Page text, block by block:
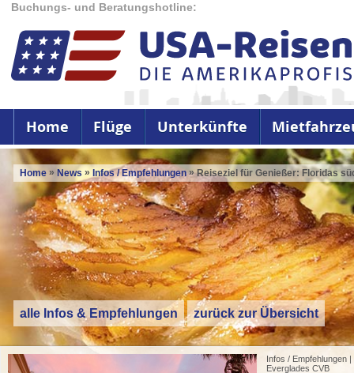
Buchungs- und Beratungshotline:
Home Flüge Unterkünfte
Home » News » Infos / Empfehlungen»Reiseziel für Genießer: Floridas
alle Infos & Empfehlungen zurück zur Übersicht
Infos / Empfehlungen
Everglades CVB